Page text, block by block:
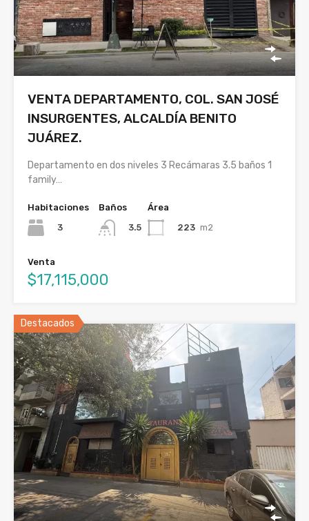
VENTA DEPARTAMENTO, COL. SAN JOSÉ
INSURGENTES, ALCALDÍA BENITO
JUÁREZ.
Departamento en dos niveles 3 Recámaras 3.5 baños 1
family…
Habitaciones
3
Baños
3.5
Área
223 m2
Venta
$17,115,000
Destacados